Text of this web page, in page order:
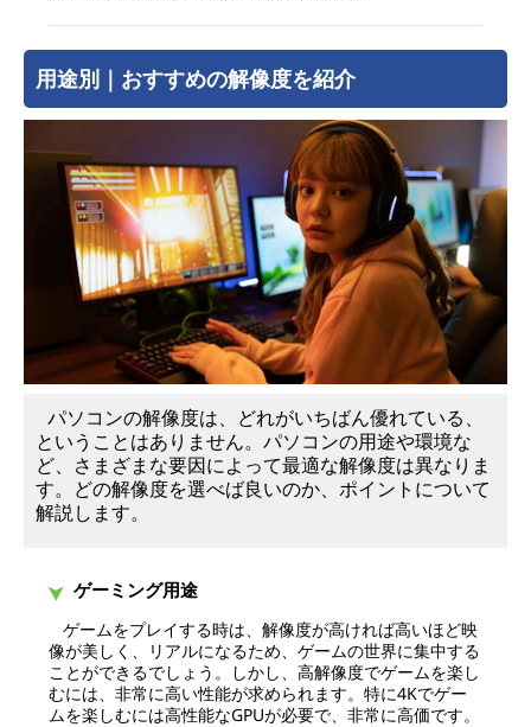
用途別｜おすすめの解像度を紹介
パソコンの解像度は、どれがいちばん優れている、
ということはありません。パソコンの用途や環境な
ど、さまざまな要因によって最適な解像度は異なりま
す。どの解像度を選べば良いのか、ポイントについて
解説します。
ゲーミング用途
ゲームをプレイする時は、解像度が高ければ高いほど映
像が美しく、リアルになるため、ゲームの世界に集中する
ことができるでしょう。しかし、高解像度でゲームを楽し
むには、非常に高い性能が求められます。特に4Kでゲー
ムを楽しむには高性能なGPUが必要で、非常に高価です。